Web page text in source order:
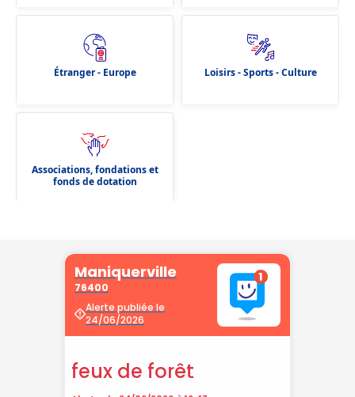
Étranger - Europe Loisirs - Sports - Culture
Associations, fondations et
fonds de dotation